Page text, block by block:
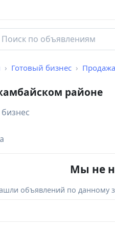
Готовый бизнес Продажа
районе
Мы не
объявлений по данному